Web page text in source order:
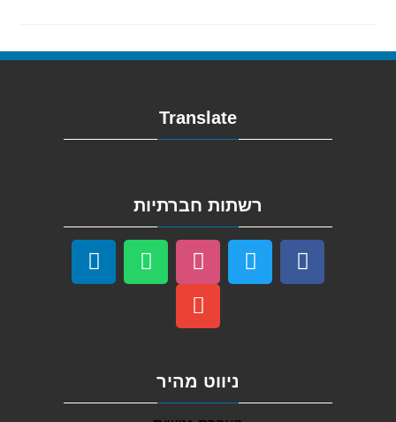
Translate
רשתות חברתיות
ניווט מהיר